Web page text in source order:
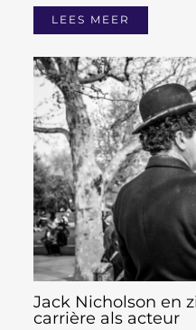
LEES MEER
Jack Nicholson en
carrière als acteur